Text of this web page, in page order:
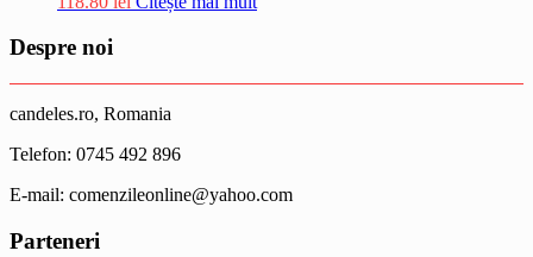
Despre noi
candeles.ro, Romania
Telefon: 0745 492 896
E-mail: comenzileonline@yahoo.com
Parteneri